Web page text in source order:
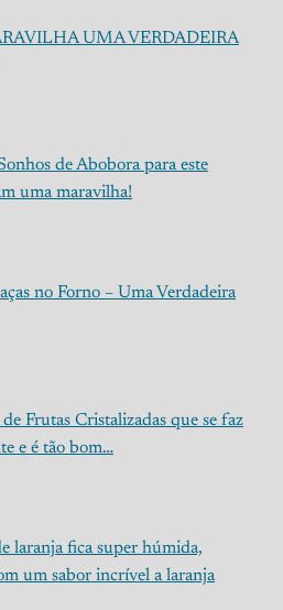
UMA VERDADEIRA
de Abobora para este
uma maravilha!
no Forno – Uma Verdadeira
Frutas Cristalizadas que se faz
e é tão bom…
laranja fica super húmida,
um sabor incrível a laranja